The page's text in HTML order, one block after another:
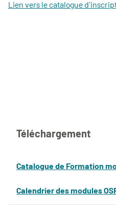
Lien vers le catalogue
Téléchargement
Catalogue de Formation
Calendrier des modules